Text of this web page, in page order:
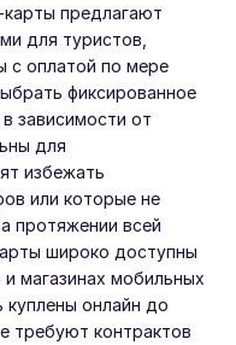
предлагают
для туристов,
с оплатой по мере
фиксированное
зависимости от
для
избежать
или которые не
протяжении всей
широко доступны
магазинах мобильных
онлайн до
требуют контрактов